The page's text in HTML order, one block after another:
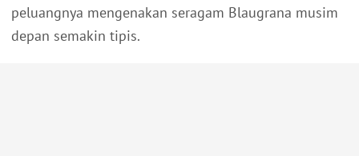
peluangnya mengenakan seragam Blaugrana musim
depan semakin tipis.